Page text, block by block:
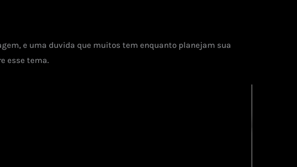
e uma duvida que muitos tem enquanto planejam sua
esse tema.